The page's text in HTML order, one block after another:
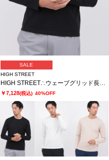
SALE
HIGH STREET
￥7,128(税込) 40%OFF